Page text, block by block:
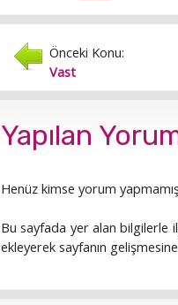
Önceki Konu:
Vast
Yapılan
Henüz kimse yorum
Bu sayfada yer alan bilgilerle
ekleyerek sayfanın